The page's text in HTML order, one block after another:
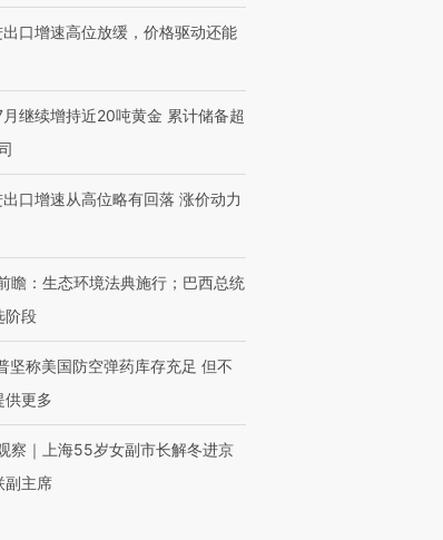
口增速高位放缓，价格驱动还能
继续增持近20吨黄金 累计储备超
口增速从高位略有回落 涨价动力
瞻：生态环境法典施行；巴西总统
阶段
坚称美国防空弹药库存充足 但不
供更多
察｜上海55岁女副市长解冬进京
副主席